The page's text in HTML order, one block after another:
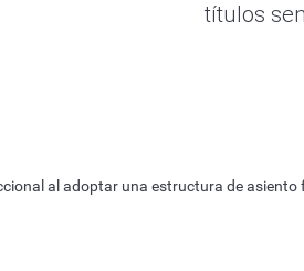
títulos
de mariposa